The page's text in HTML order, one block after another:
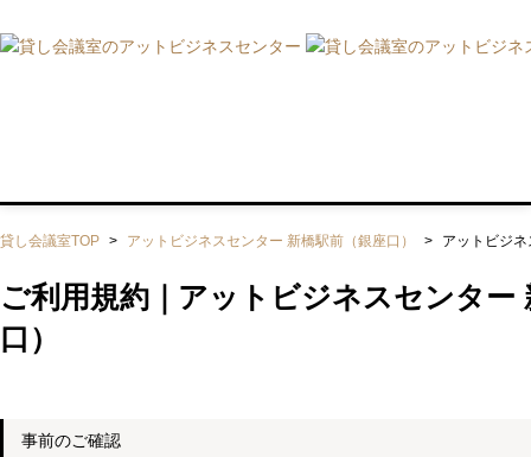
貸し会議室TOP > アットビジネスセンター 新橋駅前（銀座口） > アットビジ
ご利用規約｜アットビジネスセンター
口）
事前のご確認